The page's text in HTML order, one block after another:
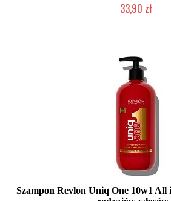
33,90 zł
Szampon Revlon Uniq One 10w1 All